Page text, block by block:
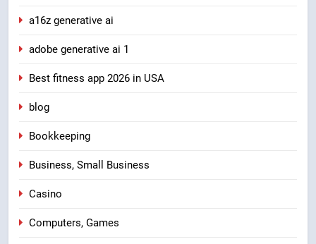
a16z generative ai
adobe generative ai 1
Best fitness app 2026 in USA
blog
Bookkeeping
Business, Small Business
Casino
Computers, Games